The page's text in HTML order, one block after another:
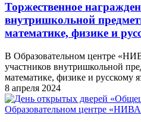
Торжественное
внутришкольной
математике, физике и
В Образовательном центре
участников внутришкольной
математике, физике и русскому
8 апреля 2024